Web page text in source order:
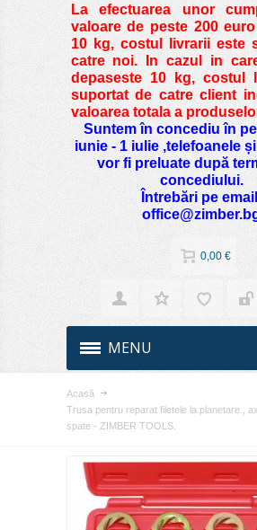
La efectuarea unor
valoare de peste200
10 kg, costul livrarii este
catre noi. In cazul in
depaseste 10 kg, costul
suportat de catre client
valoarea totala a
Suntem în concediu în
iunie - 1 iulie ,telefoanele
vor fi preluate după
concediului.
Întrebări pe
0,00 €
MENU
Acasă
Trusa pentru reparat filetele la planetare ,
spate - ZIMBER TOOLS.